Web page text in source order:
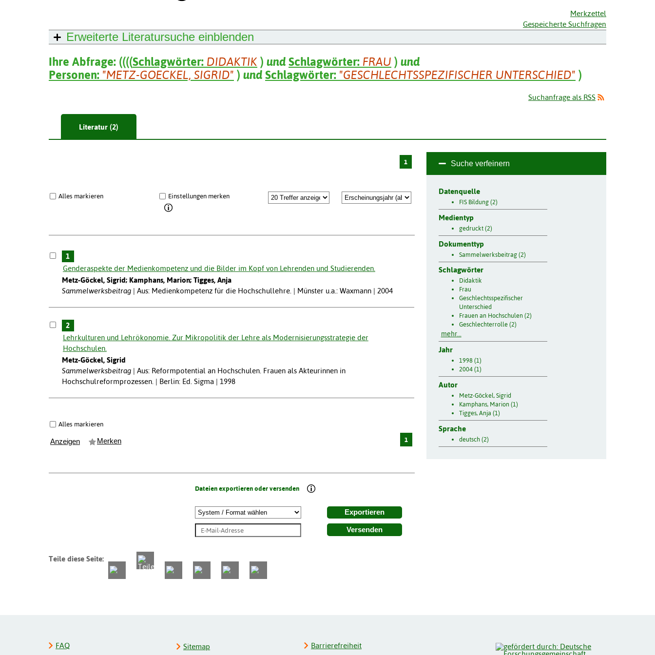
Merkzettel
Gespeicherte Suchfragen
Erweiterte Literatursuche einblenden
Ihre Abfrage: ((((Schlagwörter: DIDAKTIK ) und Schlagwörter: FRAU ) und
Personen: "METZ-GOECKEL, SIGRID" ) und Schlagwörter: "GESCHLECHTSSPEZIFISCHER UNTERSCHIED" )
Suchanfrage als RSS
Literatur (2)
1
Alles markieren Einstellungen merken
1
Genderaspekte der Medienkompetenz und die Bilder im Kopf von Lehrenden und Studierenden.
Metz-Göckel, Sigrid; Kamphans, Marion; Tigges, Anja
Sammelwerksbeitrag
Aus: Medienkompetenz für die Hochschullehre. | Münster u.a.: Waxmann | 2004
2
Lehrkulturen und Lehrökonomie. Zur Mikropolitik der Lehre als Modernisierungsstrategie der
Hochschulen.
Metz-Göckel, Sigrid
Sammelwerksbeitrag
Aus: Reformpotential an Hochschulen. Frauen als Akteurinnen in
Hochschulreformprozessen. | Berlin: Ed. Sigma | 1998
Alles markieren
Anzeigen Merken 1
Dateien exportieren oder versenden
Exportieren
Versenden
Suche verfeinern
Datenquelle
FIS Bildung (2)
Medientyp
gedruckt (2)
Dokumenttyp
Sammelwerksbeitrag (2)
Schlagwörter
Didaktik
Frau
Geschlechtsspezifischer
Unterschied
Frauen an Hochschulen (2)
Geschlechterrolle (2)
mehr...
Jahr
1998 (1)
2004 (1)
Autor
Metz-Göckel, Sigrid
Kamphans, Marion (1)
Tigges, Anja (1)
Sprache
deutsch (2)
Teile diese Seite:
FAQ
Sitemap
Barrierefreiheit